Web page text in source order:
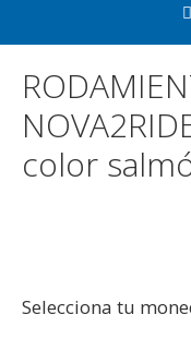
color
Selecciona tu